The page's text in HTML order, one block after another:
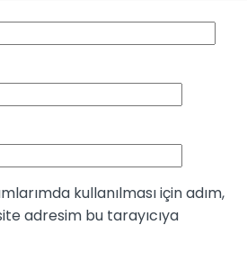
kullanılması için adım,
adresim bu tarayıcıya